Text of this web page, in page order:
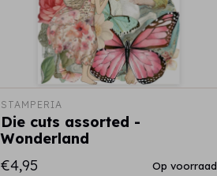
STAMPERIA
Die cuts assorted -
Wonderland
€4,95
Op voorraad